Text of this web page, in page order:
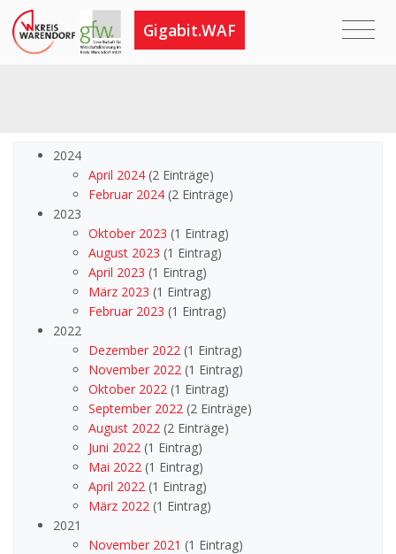
Gigabit.WAF
2024
April 2024(2 Einträge)
Februar 2024(2 Einträge)
2023
Oktober 2023 (1 Eintrag)
August 2023 (1 Eintrag)
April 2023 (1 Eintrag)
März 2023 (1 Eintrag)
Februar 2023 (1 Eintrag)
2022
Dezember 2022 (1 Eintrag)
November 2022 (1 Eintrag)
Oktober 2022 (1 Eintrag)
September 2022 (2 Einträge)
August 2022 (2 Einträge)
Juni 2022 (1 Eintrag)
Mai 2022 (1 Eintrag)
April 2022 (1 Eintrag)
März 2022 (1 Eintrag)
2021
November 2021 (1 Eintrag)